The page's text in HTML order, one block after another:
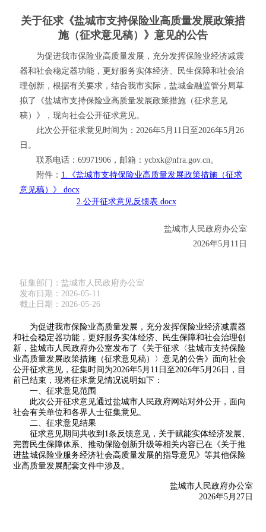
关于征求《盐城市支持保险业高质量发展政策措
施（征求意见稿）》意见的公告
为促进我市保险业高质量发展，充分发挥保险业经济减震
器和社会稳定器功能，更好服务实体经济、民生保障和社会治
理创新，根据有关要求，结合我市实际，盐城金融监管分局草
拟了《盐城市支持保险业高质量发展政策措施（征求意见
稿）》，现向社会公开征求意见。
此次公开征求意见时间为：2026年5月11日至2026年5月26
日。
联系电话：69971906，邮箱：ycbxk@nfra.gov.cn。
附件： 1.《盐城市支持保险业高质量发展政策措施（征求
意见稿）》.docx
2.公开征求意见反馈表.docx
盐城市人民政府办公室
2026年5月11日
征集部门：盐城市人民政府办公室
发布日期：2026-05-11
截止日期：2026-05-26
为促进我市保险业高质量发展，充分发挥保险业经济减震器
和社会稳定器功能，更好服务实体经济、民生保障和社会治理创
新，盐城市人民政府办公室发布了《关于征求〈盐城市支持保险
业高质量发展政策措施（征求意见稿）〉意见的公告》面向社会
公开征求意见，征集时间为2026年5月11日至2026年5月26日，目
前已结束，现将征求意见情况说明如下：
一、征求意见范围
此次公开征求意见通过盐城市人民政府网站对外公开，面向
社会有关单位和各界人士征集意见。
二、征求意见结果
征求意见期间共收到1条反馈意见，关于赋能实体经济发展、
完善民生保障体系、推动保险创新升级等相关内容已在《关于推
进盐城保险业服务经济社会高质量发展的指导意见》等其他保险
业高质量发展配套文件中涉及。
盐城市人民政府办公室
2026年5月27日